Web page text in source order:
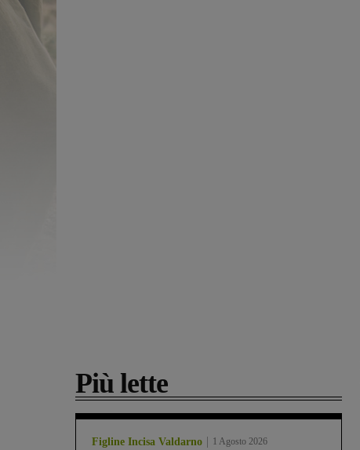
Più lette
Figline Incisa Valdarno 1 Agosto 2026